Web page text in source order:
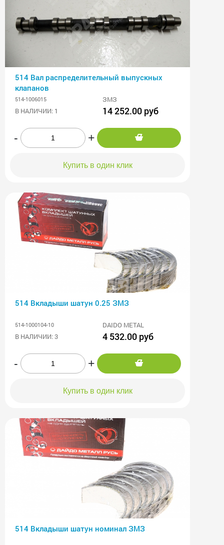
514 Вал распределительный выпускных
клапанов
514-1006015
ЗМЗ
В НАЛИЧИИ: 1
14 252.00 руб
- +
Купить в один клик
514 Вкладыши шатун 0.25 ЗМЗ
514-1000104-10
DAIDO METAL
В НАЛИЧИИ: 3
4 532.00 руб
- +
Купить в один клик
514 Вкладыши шатун номинал ЗМЗ